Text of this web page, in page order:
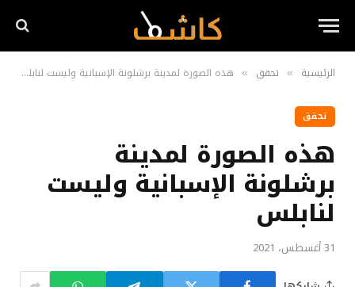
الرئيسية » تحقق » هذه الصورة لمدينة برشلونة الإسبانية وليست لنابلس
تحقق
هذه الصورة لمدينة
برشلونة الإسبانية وليست
لنابلس
31 أغسطس، 2021